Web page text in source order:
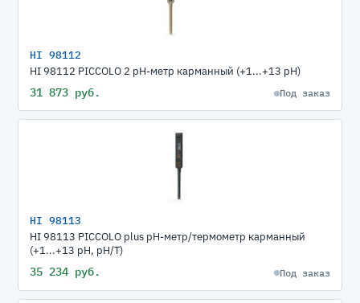
HI 98112
HI 98112 PICCOLO 2 рН-метр карманный (+1...+13 pH)
31 873 руб. Под заказ
HI 98113
HI 98113 PICCOLO plus рН-метр/термометр карманный
(+1...+13 pH, pH/T)
35 234 руб. Под заказ